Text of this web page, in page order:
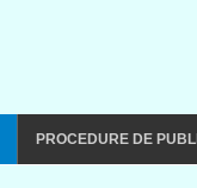
PROCEDURE DE